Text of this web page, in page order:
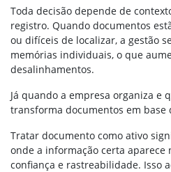
Toda decisão depende de
registro. Quando documentos
ou difíceis de localizar, a gestão
memórias individuais, o que
desalinhamentos.
Já quando a empresa organiza e
transforma documentos em base
Tratar documento como ativo
onde a informação certa aparece
confiança e rastreabilidade. Isso